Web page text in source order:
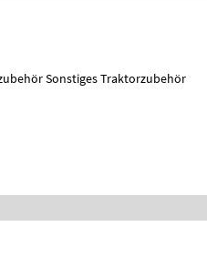
pro Paar. Traktorzubehör Sonstiges Traktorzubehör